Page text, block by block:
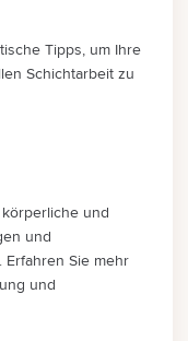
Tipps, um Ihre
Schichtarbeit zu
und
und
Sie mehr
und